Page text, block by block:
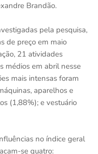
Brandão.
pela pesquisa,
de preço em maio
21 atividades
médios em abril nesse
mais intensas foram
aparelhos e
(1,88%); e vestuário
no índice geral
se quatro: